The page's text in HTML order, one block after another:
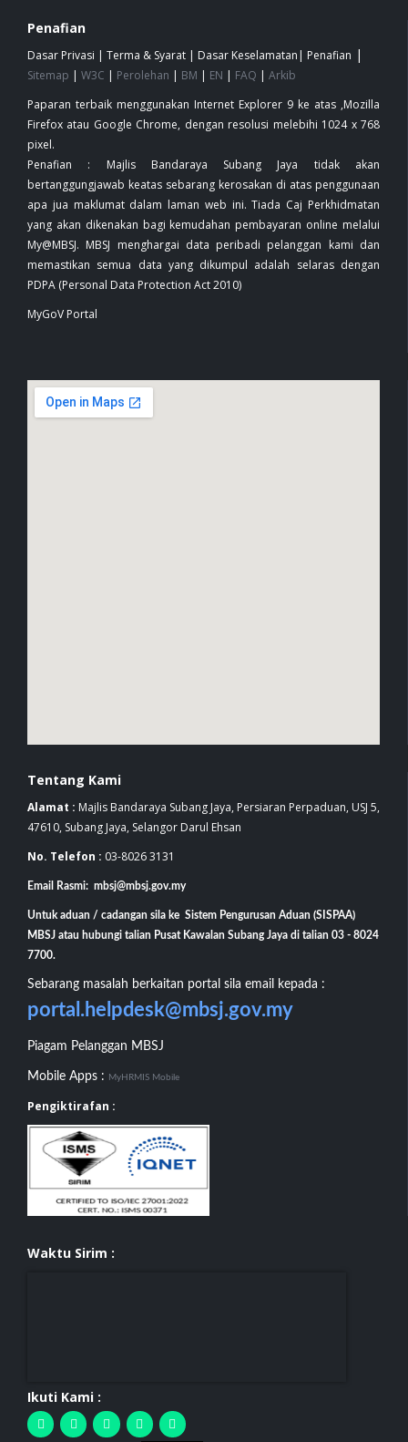
Penafian
Dasar Privasi | Terma & Syarat | Dasar Keselamatan | Penafian |
Sitemap | W3C | Perolehan | BM | EN | FAQ | Arkib
Paparan terbaik menggunakan Internet Explorer 9 ke atas ,Mozilla
Firefox atau Google Chrome, dengan resolusi melebihi 1024 x 768
pixel.
Penafian : Majlis Bandaraya Subang Jaya tidak akan
bertanggungjawab keatas sebarang kerosakan di atas penggunaan
apa jua maklumat dalam laman web ini. Tiada Caj Perkhidmatan
yang akan dikenakan bagi kemudahan pembayaran online melalui
My@MBSJ. MBSJ menghargai data peribadi pelanggan kami dan
memastikan semua data yang dikumpul adalah selaras dengan
PDPA (Personal Data Protection Act 2010)
MyGoV Portal
Tentang Kami
Alamat : Majlis Bandaraya Subang Jaya, Persiaran Perpaduan, USJ 5,
47610, Subang Jaya, Selangor Darul Ehsan
No. Telefon : 03-8026 3131
Email Rasmi: mbsj@mbsj.gov.my
Untuk aduan / cadangan sila ke Sistem Pengurusan Aduan (SISPAA)
MBSJ atau hubungi talian Pusat Kawalan Subang Jaya di talian 03 - 8024
7700.
Sebarang masalah berkaitan portal sila email kepada :
portal.helpdesk@mbsj.gov.my
Piagam Pelanggan MBSJ
Mobile Apps : MyHRMIS Mobile
Pengiktirafan :
Waktu Sirim :
Ikuti Kami :